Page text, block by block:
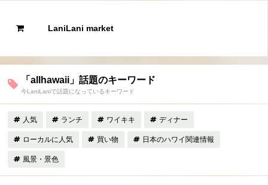
LaniLani market
「allhawaii」話題のキーワード
今LaniLaniで話題になっているキーワード
人気 ランチ ワイキキ ディナー
ローカルに人気 買い物 日本のハワイ関連情報
風景・景色